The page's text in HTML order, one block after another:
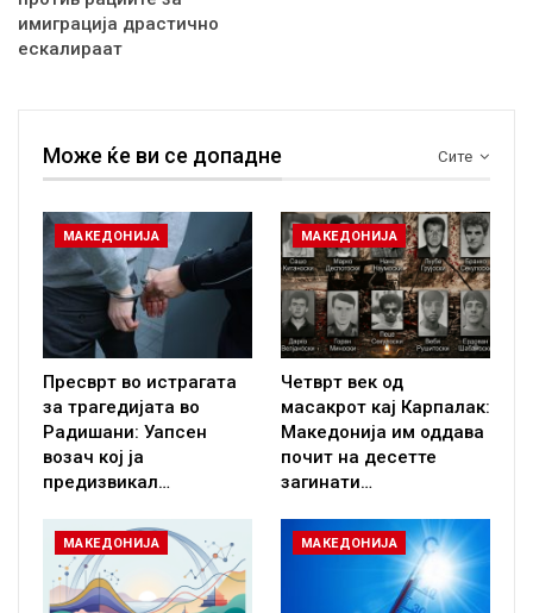
имиграција драстично
ескалираат
Сите
Може ќе ви се допадне
МАКЕДОНИЈА
Пресврт во истрагата
за трагедијата во
Радишани: Уапсен
возач кој ја
предизвикал…
МАКЕДОНИЈА
Четврт век од
масакрот кај Карпалак:
Македонија им оддава
почит на десетте
загинати…
МАКЕДОНИЈА МАКЕДОНИЈА